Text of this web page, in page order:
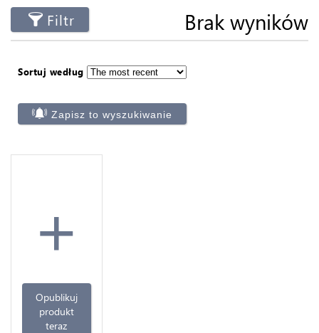
Filtr Brak wyników
Sortuj według
Zapisz to wyszukiwanie
+
Opublikuj
produkt
teraz